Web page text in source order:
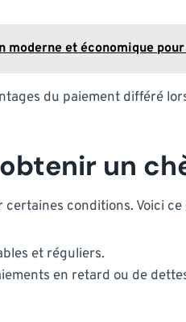
moderne et économique
du paiement différé
un
conditions. Voici ce
et réguliers.
en retard ou de